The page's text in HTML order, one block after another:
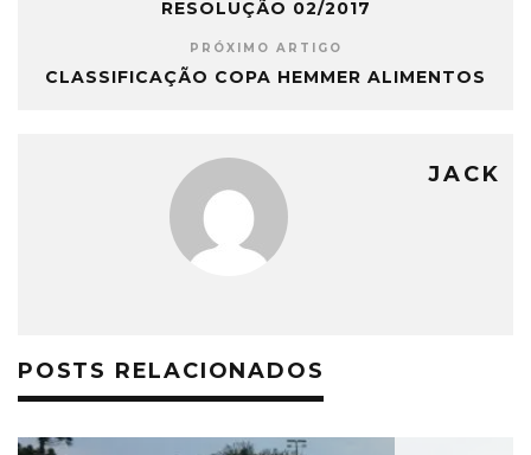
RESOLUÇÃO 02/2017
PRÓXIMO ARTIGO
CLASSIFICAÇÃO COPA HEMMER ALIMENTOS
JACK
POSTS RELACIONADOS